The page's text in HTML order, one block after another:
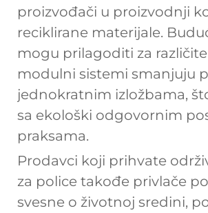
proizvođači u proizvodnji
reciklirane materijale.
mogu prilagoditi za
modulni sistemi smanjuju
jednokratnim izložbama,
sa ekološki odgovornim
praksama.
Prodavci koji prihvate
za police takođe privlače
svesne o životnoj sredini,